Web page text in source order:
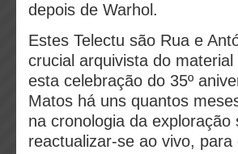
depois de Warhol.
Estes Telectu são Rua e
crucial arquivista do
esta celebração do 35º
Matos há uns quantos
na cronologia da
reactualizar-se ao vivo,